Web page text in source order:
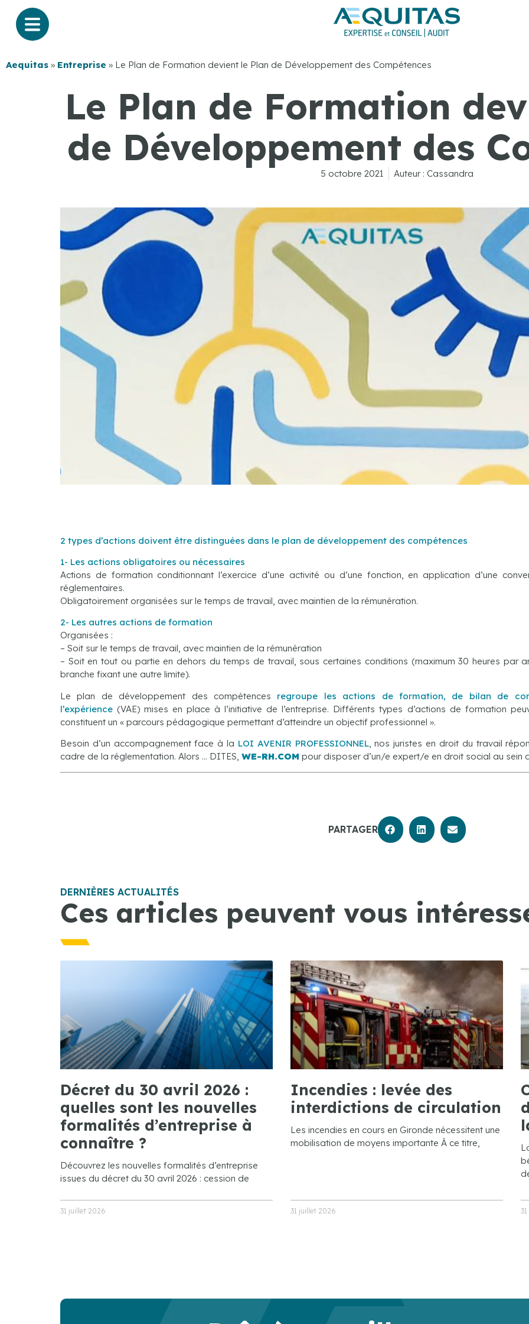
Aequitas » Entreprise » Le Plan de Formation devient le Plan de Développement des Compétences
Le Plan de Formation
de Développement des
5 octobre 2021 Auteur : Cassandra
2 types d’actions doivent être distinguées dans le plan de développement des compétences
1- Les actions obligatoires ou nécessaires
Actions de formation conditionnant l’exercice d’une activité ou d’une fonction, en application d’une
réglementaires.
Obligatoirement organisées sur le temps de travail, avec maintien de la rémunération.
2- Les autres actions de formation
Organisées :
– Soit sur le temps de travail, avec maintien de la rémunération
– Soit en tout ou partie en dehors du temps de travail, sous certaines conditions (maximum 30 heures par
branche fixant une autre limite).
Le plan de développement des compétences regroupe les actions de formation, de bilan de
l’expérience (VAE) mises en place à l’initiative de l’entreprise. Différents types d’actions de formation
constituent un « parcours pédagogique permettant d’atteindre un objectif professionnel ».
Besoin d’un accompagnement face à la LOI AVENIR PROFESSIONNEL, nos juristes en droit du travail
cadre de la réglementation. Alors … DITES, WE-RH.COM pour disposer d’un/e expert/e en droit social au sein
PARTAGER
DERNIÈRES ACTUALITÉS
Ces articles peuvent vous
Décret du 30 avril 2026 :
quelles sont les nouvelles
formalités d’entreprise à
connaître ?
Découvrez les nouvelles formalités d’entreprise
issues du décret du 30 avril 2026 : cession de
31 juillet 2026
Incendies : levée des
interdictions de circulation
Les incendies en cours en Gironde nécessitent une
mobilisation de moyens importante À ce titre,
31 juillet 2026